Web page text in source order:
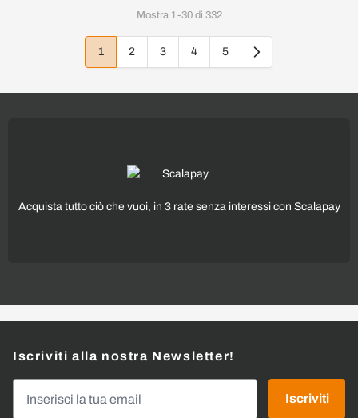
Mostra 1 -30di 332
Attualmente stai leggendo la pagina
1
Pagina
2
Pagina
3
Pagina
4
Pagina
5
Acquista tutto ciò che vuoi, in 3 rate senza interessi con Scalapay
Iscriviti alla nostra Newsletter!
Iscriviti